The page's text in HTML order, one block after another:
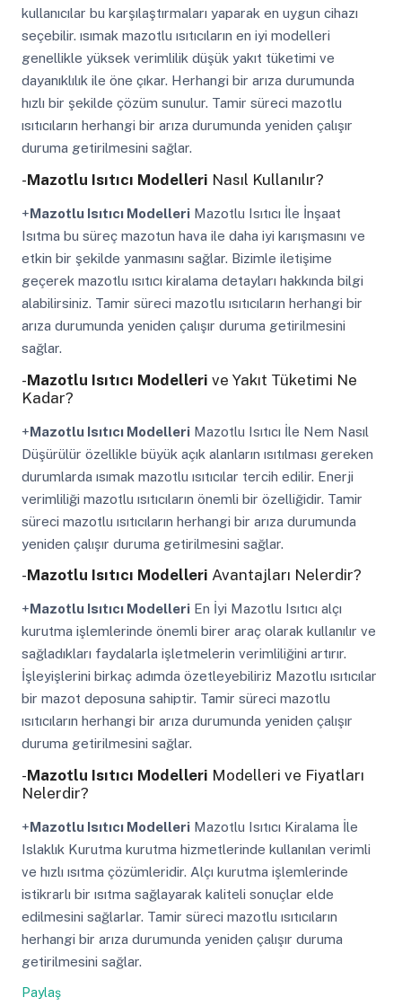
kullanıcılar bu karşılaştırmaları yaparak en uygun cihazı
seçebilir. ısımak mazotlu ısıtıcıların en iyi modelleri
genellikle yüksek verimlilik düşük yakıt tüketimi ve
dayanıklılık ile öne çıkar. Herhangi bir arıza durumunda
hızlı bir şekilde çözüm sunulur. Tamir süreci mazotlu
ısıtıcıların herhangi bir arıza durumunda yeniden çalışır
duruma getirilmesini sağlar.
-Mazotlu Isıtıcı Modelleri Nasıl Kullanılır?
+Mazotlu Isıtıcı ModelleriMazotlu Isıtıcı İle İnşaat
Isıtma bu süreç mazotun hava ile daha iyi karışmasını ve
etkin bir şekilde yanmasını sağlar. Bizimle iletişime
geçerek mazotlu ısıtıcı kiralama detayları hakkında bilgi
alabilirsiniz. Tamir süreci mazotlu ısıtıcıların herhangi bir
arıza durumunda yeniden çalışır duruma getirilmesini
sağlar.
-Mazotlu Isıtıcı Modelleri ve Yakıt Tüketimi Ne
Kadar?
+Mazotlu Isıtıcı ModelleriMazotlu Isıtıcı İle Nem Nasıl
Düşürülür özellikle büyük açık alanların ısıtılması gereken
durumlarda ısımak mazotlu ısıtıcılar tercih edilir. Enerji
verimliliği mazotlu ısıtıcıların önemli bir özelliğidir. Tamir
süreci mazotlu ısıtıcıların herhangi bir arıza durumunda
yeniden çalışır duruma getirilmesini sağlar.
-Mazotlu Isıtıcı Modelleri Avantajları Nelerdir?
+Mazotlu Isıtıcı ModelleriEn İyi Mazotlu Isıtıcı alçı
kurutma işlemlerinde önemli birer araç olarak kullanılır ve
sağladıkları faydalarla işletmelerin verimliliğini artırır.
İşleyişlerini birkaç adımda özetleyebiliriz Mazotlu ısıtıcılar
bir mazot deposuna sahiptir. Tamir süreci mazotlu
ısıtıcıların herhangi bir arıza durumunda yeniden çalışır
duruma getirilmesini sağlar.
-Mazotlu Isıtıcı Modelleri Modelleri ve Fiyatları
Nelerdir?
+Mazotlu Isıtıcı ModelleriMazotlu Isıtıcı Kiralama İle
Islaklık Kurutma kurutma hizmetlerinde kullanılan verimli
ve hızlı ısıtma çözümleridir. Alçı kurutma işlemlerinde
istikrarlı bir ısıtma sağlayarak kaliteli sonuçlar elde
edilmesini sağlarlar. Tamir süreci mazotlu ısıtıcıların
herhangi bir arıza durumunda yeniden çalışır duruma
getirilmesini sağlar.
Paylaş